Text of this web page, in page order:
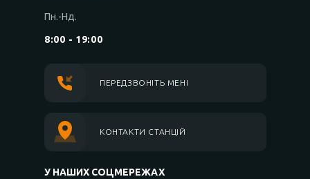
Пн.-Нд.
8:00 - 19:00
ПЕРЕДЗВОНІТЬ МЕНІ
КОНТАКТИ СТАНЦІЙ
У НАШИХ СОЦМЕРЕЖАХ